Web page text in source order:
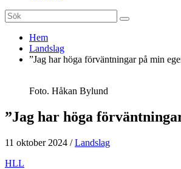
Search
for:
Hem
Landslag
”Jag har höga förväntningar på min
Foto. Håkan Bylund
”Jag har höga
11 oktober 2024 /Landslag
HLL